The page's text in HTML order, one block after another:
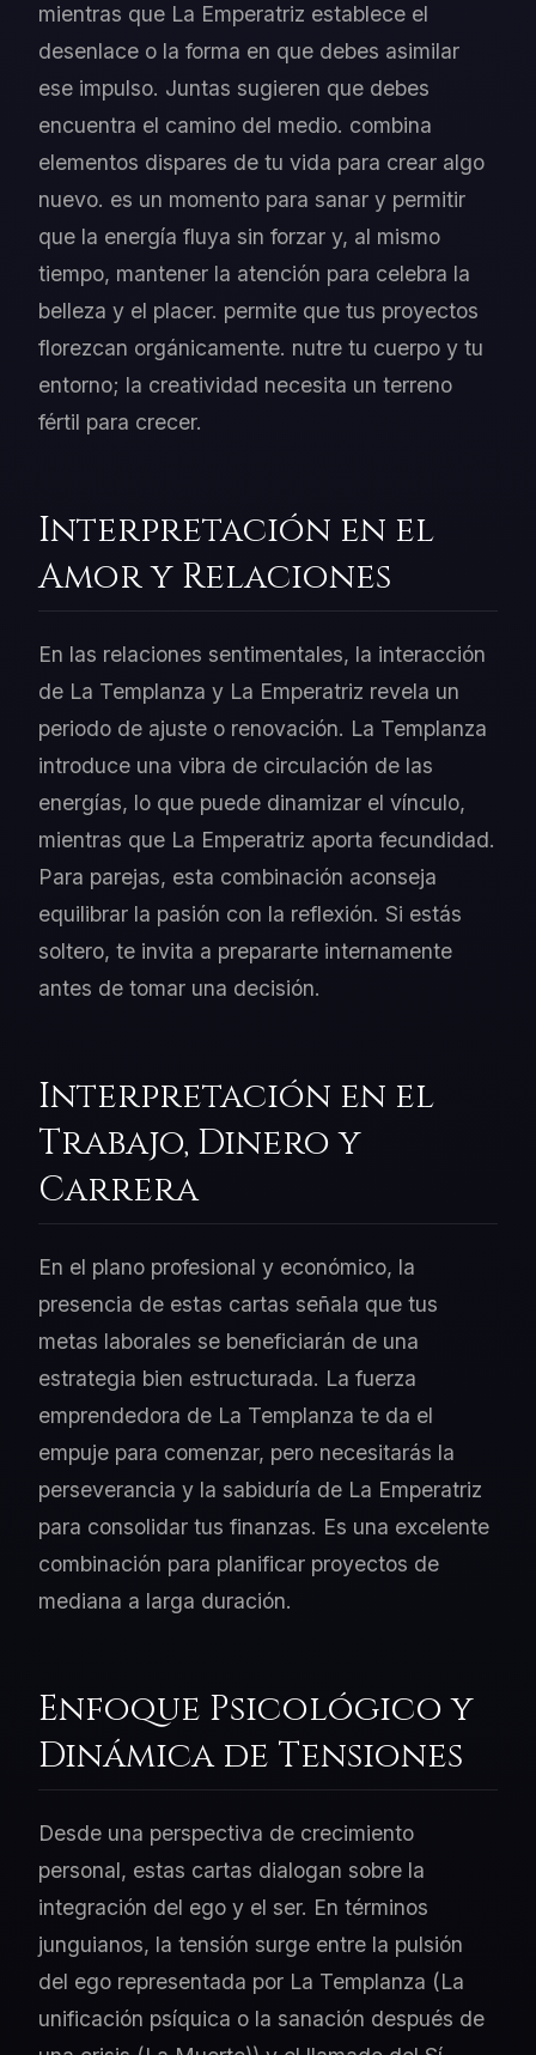
mientras que La Emperatriz establece el
desenlace o la forma en que debes asimilar
ese impulso. Juntas sugieren que debes
encuentra el camino del medio. combina
elementos dispares de tu vida para crear algo
nuevo. es un momento para sanar y permitir
que la energía fluya sin forzar y, al mismo
tiempo, mantener la atención para celebra la
belleza y el placer. permite que tus proyectos
florezcan orgánicamente. nutre tu cuerpo y tu
entorno; la creatividad necesita un terreno
fértil para crecer.
Interpretación en el
Amor y Relaciones
En las relaciones sentimentales, la interacción
de La Templanza y La Emperatriz revela un
periodo de ajuste o renovación. La Templanza
introduce una vibra de circulación de las
energías, lo que puede dinamizar el vínculo,
mientras que La Emperatriz aporta fecundidad.
Para parejas, esta combinación aconseja
equilibrar la pasión con la reflexión. Si estás
soltero, te invita a prepararte internamente
antes de tomar una decisión.
Interpretación en el
Trabajo, Dinero y
Carrera
En el plano profesional y económico, la
presencia de estas cartas señala que tus
metas laborales se beneficiarán de una
estrategia bien estructurada. La fuerza
emprendedora de La Templanza te da el
empuje para comenzar, pero necesitarás la
perseverancia y la sabiduría de La Emperatriz
para consolidar tus finanzas. Es una excelente
combinación para planificar proyectos de
mediana a larga duración.
Enfoque Psicológico y
Dinámica de Tensiones
Desde una perspectiva de crecimiento
personal, estas cartas dialogan sobre la
integración del ego y el ser. En términos
junguianos, la tensión surge entre la pulsión
del ego representada por La Templanza (La
unificación psíquica o la sanación después de